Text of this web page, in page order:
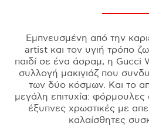
Εμπνευσμένη από την
artist και τον υγιή τρόπο
παιδί σε ένα άσραμ, η Gucci
συλλογή μακιγιάζ που
των δύο κόσμων. Και το
μεγάλη επιτυχία:
έξυπνες χρωστικές με
καλαίσθητες